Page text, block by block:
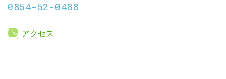
0854-52-0488
アクセス